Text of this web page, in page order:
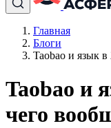
Главная
Блоги
Taobao и язык в
Taobao и
чего